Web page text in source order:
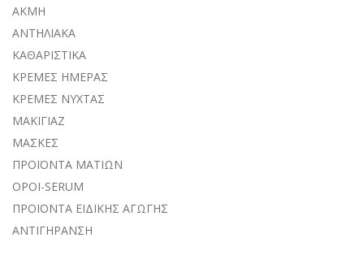
ΑΚΜΗ
ΑΝΤΗΛΙΑΚA
ΚΑΘΑΡΙΣΤΙΚΑ
ΚΡΕΜΕΣ ΗΜΕΡΑΣ
ΚΡΕΜΕΣ ΝΥΧΤΑΣ
ΜΑΚΙΓΙΑΖ
ΜΑΣΚΕΣ
ΠΡΟΪΟΝΤΑ ΜΑΤΙΩΝ
ΟΡΟΙ-SERUM
ΠΡΟΪΟΝΤΑ ΕΙΔΙΚΗΣ ΑΓΩΓΗΣ
ΑΝΤΙΓΗΡΑΝΣΗ